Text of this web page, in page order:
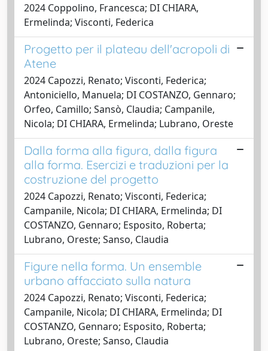
2024 Coppolino, Francesca; DI CHIARA,
Ermelinda; Visconti, Federica
Progetto per il plateau dell'acropoli di
Atene
2024 Capozzi, Renato; Visconti, Federica;
Antoniciello, Manuela; DI COSTANZO, Gennaro;
Orfeo, Camillo; Sansò, Claudia; Campanile,
Nicola; DI CHIARA, Ermelinda; Lubrano, Oreste
Dalla forma alla figura, dalla figura
alla forma. Esercizi e traduzioni per la
costruzione del progetto
2024 Capozzi, Renato; Visconti, Federica;
Campanile, Nicola; DI CHIARA, Ermelinda; DI
COSTANZO, Gennaro; Esposito, Roberta;
Lubrano, Oreste; Sanso, Claudia
Figure nella forma. Un ensemble
urbano affacciato sulla natura
2024 Capozzi, Renato; Visconti, Federica;
Campanile, Nicola; DI CHIARA, Ermelinda; DI
COSTANZO, Gennaro; Esposito, Roberta;
Lubrano, Oreste; Sanso, Claudia